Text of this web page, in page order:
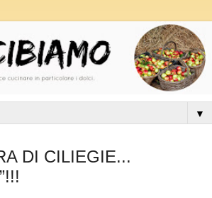
▼
DI CILIEGIE...